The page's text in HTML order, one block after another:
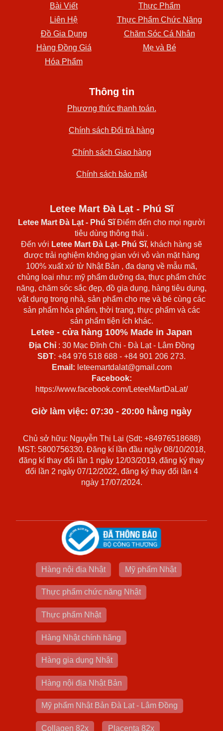
Bài Viết
Thực Phẩm
Liên Hệ
Thực Phẩm Chức Năng
Đồ Gia Dụng
Chăm Sóc Cá Nhân
Hàng Đồng Giá
Mẹ và Bé
Hóa Phẩm
Thông tin
Phương thức thanh toán.
Chính sách Đổi trả hàng
Chính sách Giao hàng
Chính sách bảo mật
Letee Mart Đà Lạt - Phú Sĩ
Letee Mart Đà Lạt - Phú SĩĐiểm đến cho mọi người
tiêu dùng thông thái .
Đến với Letee Mart Đà Lạt- Phú Sĩ, khách hàng sẽ
được trải nghiệm không gian với vô vàn mặt hàng
100% xuất xứ từ Nhật Bản , đa dạng về mẫu mã,
chủng loại như: mỹ phẩm dưỡng da, thực phẩm chức
năng, chăm sóc sắc đẹp, đồ gia dụng, hàng tiêu dụng,
vật dụng trong nhà, sản phẩm cho mẹ và bé cùng các
sản phẩm hóa phẩm, thời trang, thực phẩm và các
sản phẩm tiện ích khác.
Letee - cửa hàng 100% Made in Japan
Địa Chỉ: 30 Mạc Đĩnh Chi - Đà Lạt - Lâm Đồng
SĐT: +84 976 518 688 - +84 901 206 273.
Email: leteemartdalat@gmail.com
Facebook:
https://www.facebook.com/LeteeMartDaLat/
Giờ làm việc: 07:30 - 20:00 hằng ngày
Chủ sở hữu: Nguyễn Thị Lại (Sdt: +84976518688)
MST: 5800756330. Đăng kí lần đầu ngày 08/10/2018,
đăng kí thay đổi lần 1 ngày 12/03/2019, đăng ký thay
đổi lần 2 ngày 07/12/2022, đăng ký thay đổi lần 4
ngày 17/07/2024.
Hàng nội địa Nhật Mỹ phẩm Nhật
Thực phẩm chức năng Nhật
Thực phẩm Nhật
Hàng Nhật chính hãng
Hàng gia dụng Nhật
Hàng nội địa Nhật Bản
Mỹ phẩm Nhật Bản Đà Lạt - Lâm Đồng
Collagen 82x Placenta 82x